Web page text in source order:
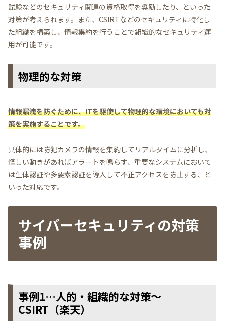
試験などのセキュリティ関連の資格取得を奨励したり、といった
対策が考えられます。また、CSIRTなどのセキュリティに特化し
た組織を構築し、情報集約を行うことで組織的なセキュリティ運
用が可能です。
物理的な対策
情報漏洩を防ぐために、ITを駆使して物理的な環境においても対
策を実施することです。
具体的には防犯カメラの情報を集約してリアルタイムに分析し、
怪しい動きがあればアラートを鳴らす、重要なシステムにおいて
は生体認証や多要素認証を導入して不正アクセスを防止する、と
いった対応です。
サイバーセキュリティの対策
事例
事例1…人的・組織的な対策～
CSIRT（楽天）